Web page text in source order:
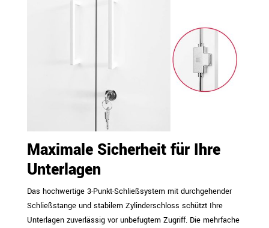
Maximale Sicherheit für Ihre
Unterlagen
Das hochwertige 3-Punkt-Schließsystem mit durchgehender
Schließstange und stabilem Zylinderschloss schützt Ihre
Unterlagen zuverlässig vor unbefugtem Zugriff. Die mehrfache